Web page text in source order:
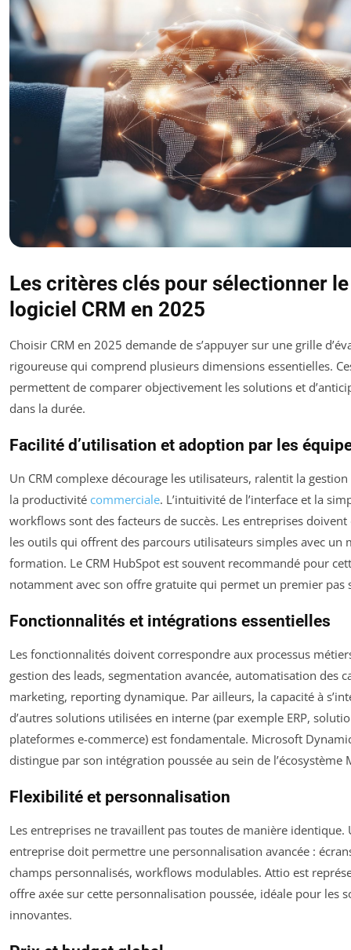
Les critères clés pour sélectionner
logiciel CRM en 2025
Choisir CRM en 2025 demande de s’appuyer sur une grille
rigoureuse qui comprend plusieurs dimensions essentielles.
permettent de comparer objectivement les solutions et
dans la durée.
Facilité d’utilisation et adoption par les
Un CRM complexe décourage les utilisateurs, ralentit la
la productivité commerciale. L’intuitivité de l’interface et la
workflows sont des facteurs de succès. Les entreprises
les outils qui offrent des parcours utilisateurs simples avec un
formation. Le CRM HubSpot est souvent recommandé pour
notamment avec son offre gratuite qui permet un premier pas
Fonctionnalités et intégrations essentielles
Les fonctionnalités doivent correspondre aux processus
gestion des leads, segmentation avancée, automatisation des
marketing, reporting dynamique. Par ailleurs, la capacité à
d’autres solutions utilisées en interne (par exemple ERP,
plateformes e-commerce) est fondamentale. Microsoft
distingue par son intégration poussée au sein de l’écosystème
Flexibilité et personnalisation
Les entreprises ne travaillent pas toutes de manière identique.
entreprise doit permettre une personnalisation avancée :
champs personnalisés, workflows modulables. Attio est
offre axée sur cette personnalisation poussée, idéale pour les
innovantes.